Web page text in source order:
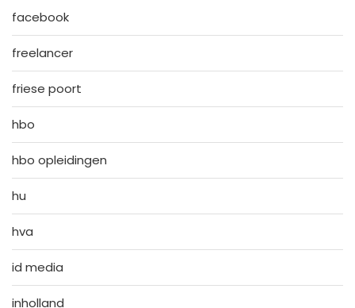
facebook
freelancer
friese poort
hbo
hbo opleidingen
hu
hva
id media
inholland